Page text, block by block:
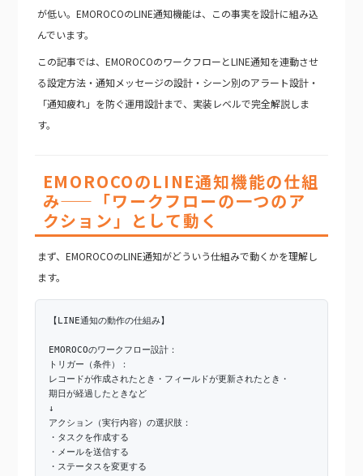
が低い。EMOROCOのLINE通知機能は、この事実を設計に組み込
んでいます。
この記事では、EMOROCOのワークフローとLINE通知を連動させ
る設定方法・通知メッセージの設計・シーン別のアラート設計・
「通知疲れ」を防ぐ運用設計まで、実装レベルで完全解説しま
す。
EMOROCOのLINE通知機能の仕組
み——「ワークフローの一つのア
クション」として動く
まず、EMOROCOのLINE通知がどういう仕組みで動くかを理解し
ます。
【LINE通知の動作の仕組み】
EMOROCOのワークフロー設計：
トリガー（条件）：
レコードが作成されたとき・フィールドが更新されたとき・
期日が経過したときなど
↓
アクション（実行内容）の選択肢：
・タスクを作成する
・メールを送信する
・ステータスを変更する